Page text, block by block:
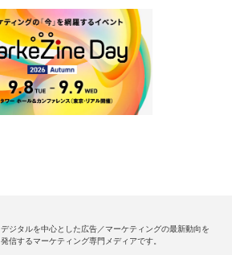
デジタルを中心とした広告／マーケティングの最新動向を
発信するマーケティング専門メディアです。